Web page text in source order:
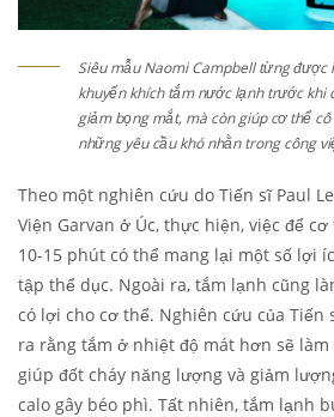
Siêu mẫu Naomi Campbell từng được
khuyến khích tắm nước lạnh trước khi
giảm bọng mắt, mà còn giúp cơ thể
những yêu cầu khó nhằn trong công
Theo một nghiên cứu do Tiến sĩ Paul
Viện Garvan ở Úc, thực hiện, việc để
10-15 phút có thể mang lại một số lợi
tập thể dục. Ngoài ra, tắm lạnh cũng
có lợi cho cơ thể. Nghiên cứu của Tiến
ra rằng tắm ở nhiệt độ mát hơn sẽ
giúp đốt cháy năng lượng và giảm
calo gây béo phì. Tất nhiên, tắm lạnh